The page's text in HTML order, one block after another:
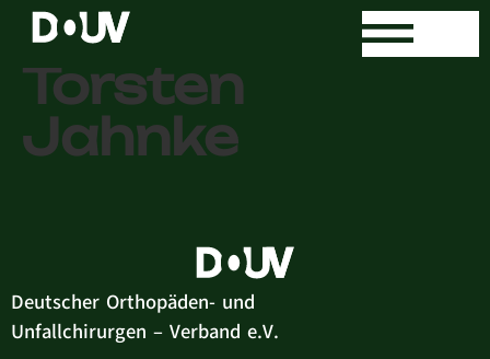
Dr. med. Ralph-
Torsten
Jahnke
Deutscher Orthopäden- und
Unfallchirurgen – Verband e.V.